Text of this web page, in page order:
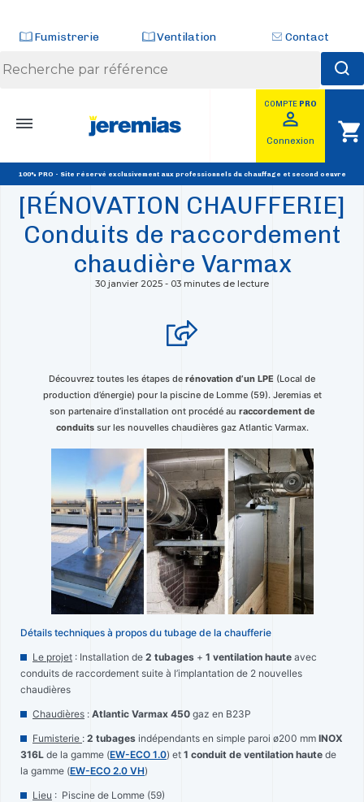
Fumistrerie Ventilation Contact
COMPTE PRO
perm_identity
Connexion shopping_cart
100% PRO - Site réservé exclusivement aux professionnels du chauffage et second oeuvre
[RÉNOVATION CHAUFFERIE]
Conduits de raccordement
chaudière Varmax
30 janvier 2025 - 03 minutes de lecture
Découvrez toutes les étapes de rénovation d’un LPE (Local de
production d’énergie) pour la piscine de Lomme (59). Jeremias et
son partenaire d’installation ont procédé au raccordement de
conduitssur les nouvelles chaudières gaz Atlantic Varmax.
Détails techniques à propos du tubage de la chaufferie
Le projet : Installation de 2 tubages + 1 ventilation haute avec
conduits de raccordement suite à l’implantation de 2 nouvelles
chaudières
Chaudières : Atlantic Varmax 450 gaz en B23P
Fumisterie : 2 tubages indépendants en simple paroi ø200 mm INOX
316L de la gamme (EW-ECO 1.0) et 1 conduit de ventilation haute de
la gamme (EW-ECO 2.0 VH)
Lieu : Piscine de Lomme (59)